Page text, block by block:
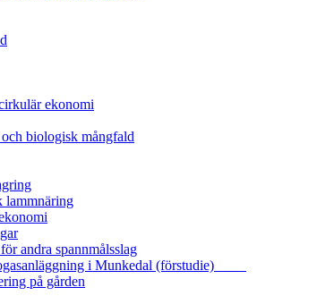
ekonomi
biologisk mångfald
lammnäring
andra spannmålsslag
i Munkedal (förstudie)
på gården